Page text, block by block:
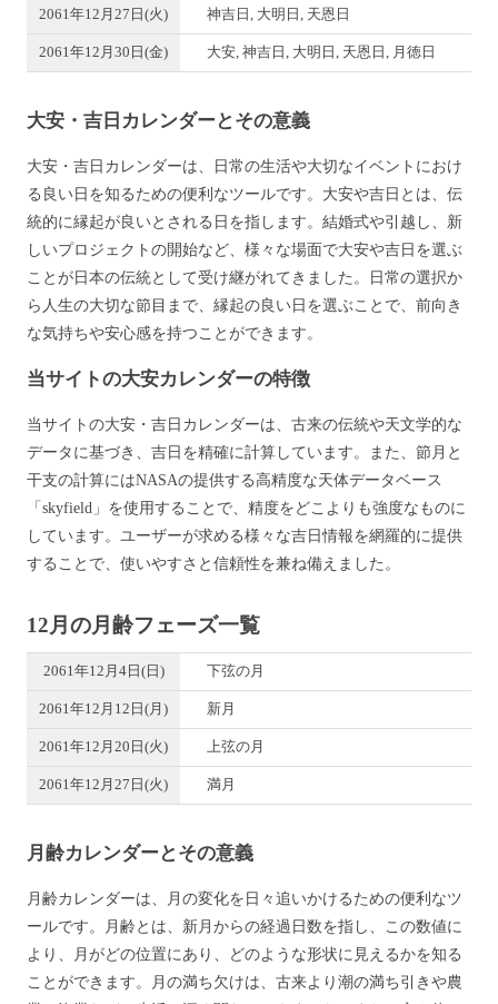
2061年12月27日(火) 神吉日, 大明日, 天恩日
2061年12月30日(金) 大安, 神吉日, 大明日, 天恩日, 月徳日
大安・吉日カレンダーとその意義
大安・吉日カレンダーは、日常の生活や大切なイベントにおけ
る良い日を知るための便利なツールです。大安や吉日とは、伝
統的に縁起が良いとされる日を指します。結婚式や引越し、新
しいプロジェクトの開始など、様々な場面で大安や吉日を選ぶ
ことが日本の伝統として受け継がれてきました。日常の選択か
ら人生の大切な節目まで、縁起の良い日を選ぶことで、前向き
な気持ちや安心感を持つことができます。
当サイトの大安カレンダーの特徴
当サイトの大安・吉日カレンダーは、古来の伝統や天文学的な
データに基づき、吉日を精確に計算しています。また、節月と
干支の計算にはNASAの提供する高精度な天体データベース
「skyfield」を使用することで、精度をどこよりも強度なものに
しています。ユーザーが求める様々な吉日情報を網羅的に提供
することで、使いやすさと信頼性を兼ね備えました。
12月の月齢フェーズ一覧
2061年12月4日(日) 下弦の月
2061年12月12日(月) 新月
2061年12月20日(火) 上弦の月
2061年12月27日(火) 満月
月齢カレンダーとその意義
月齢カレンダーは、月の変化を日々追いかけるための便利なツ
ールです。月齢とは、新月からの経過日数を指し、この数値に
より、月がどの位置にあり、どのような形状に見えるかを知る
ことができます。月の満ち欠けは、古来より潮の満ち引きや農